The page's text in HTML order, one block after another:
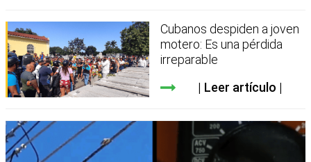
Cubanos despiden a joven
motero: Es una pérdida
irreparable
Leer artículo